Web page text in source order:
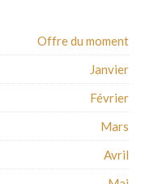
Offre du moment
Janvier
Février
Mars
Avril